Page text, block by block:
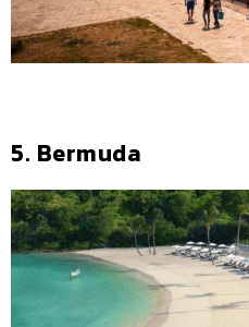
5. Bermuda